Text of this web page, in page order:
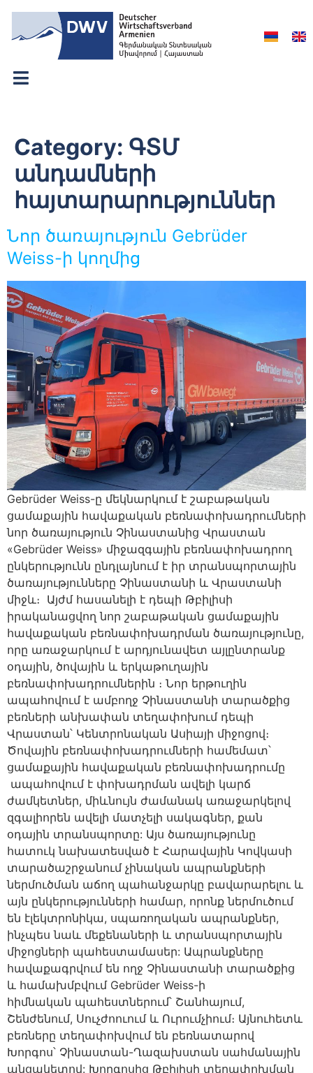
Category: ԳՏՄ
անդամների
հայտարարություններ
Նոր ծառայություն Gebrüder
Weiss-ի կողմից
Gebrüder Weiss-ը մեկնարկում է շաբաթական
ցամաքային հավաքական բեռնափոխադրումների
նոր ծառայություն Չինաստանից Վրաստան
«Gebrüder Weiss» միջազգային բեռնափոխադրող
ընկերությունն ընդլայնում է իր տրանսպորտային
ծառայությունները Չինաստանի և Վրաստանի
միջև։ Այժմ հասանելի է դեպի Թբիլիսի
իրականացվող նոր շաբաթական ցամաքային
հավաքական բեռնափոխադրման ծառայությունը,
որը առաջարկում է արդյունավետ այլընտրանք
օդային, ծովային և երկաթուղային
բեռնափոխադրումներին ։ Նոր երթուղին
ապահովում է ամբողջ Չինաստանի տարածքից
բեռների անխափան տեղափոխում դեպի
Վրաստան՝ Կենտրոնական Ասիայի միջոցով։
Ծովային բեռնափոխադրումների համեմատ՝
ցամաքային հավաքական բեռնափոխադրումը
ապահովում է փոխադրման ավելի կարճ
ժամկետներ, միևնույն ժամանակ առաջարկելով
զգալիորեն ավելի մատչելի սակագներ, քան
օդային տրանսպորտը: Այս ծառայությունը
հատուկ նախատեսված է Հարավային Կովկասի
տարածաշրջանում չինական ապրանքների
ներմուծման աճող պահանջարկը բավարարելու և
այն ընկերությունների համար, որոնք ներմուծում
են էլեկտրոնիկա, սպառողական ապրանքներ,
ինչպես նաև մեքենաների և տրանսպորտային
միջոցների պահեստամասեր: Ապրանքները
հավաքագրվում են ողջ Չինաստանի տարածքից
և համախմբվում Gebrüder Weiss-ի
հիմնական պահեստներում՝ Շանհայում,
Շենժենում, Սուչժոուում և Ուրումչիում։ Այնուհետև
բեռները տեղափոխվում են բեռնատարով
Խորգոս՝ Չինաստան-Ղազախստան սահմանային
անցակետով: Խորգոսից Թբիլիսի տեղափոխման